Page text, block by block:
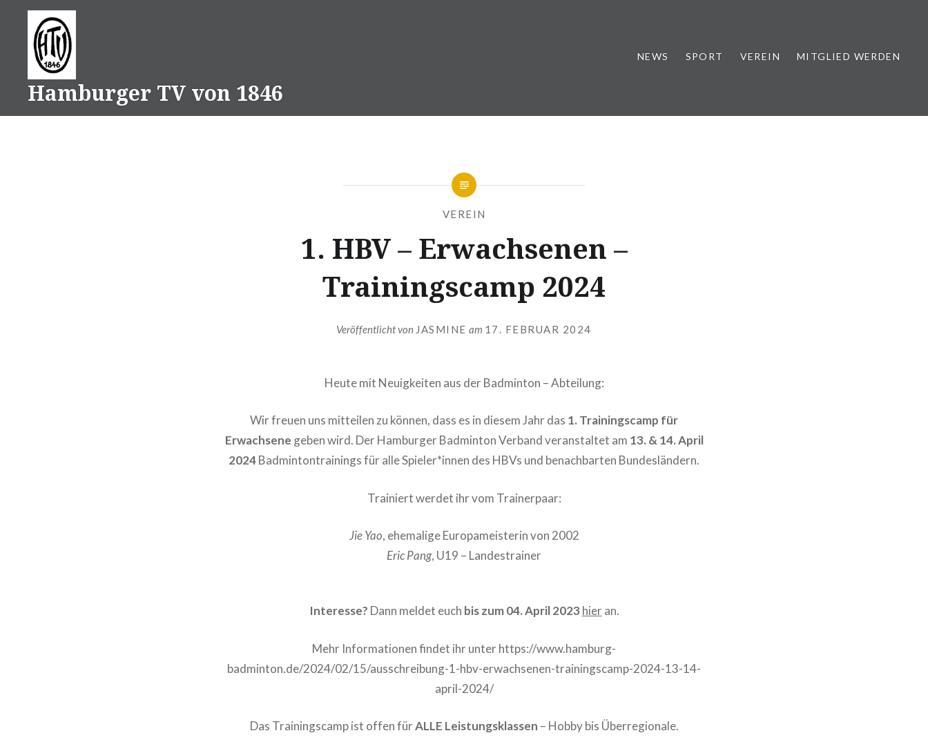
Direkt
Hamburger TV von 1846
NEWS SPORT VEREIN MITGLIED WERDEN
VEREIN
1. HBV – Erwachsenen –
Trainingscamp 2024
Veröffentlicht von JASMINE am 17. FEBRUAR 2024
Heute mit Neuigkeiten aus der Badminton – Abteilung:
Wir freuen uns mitteilen zu können, dass es in diesem Jahr das 1. Trainingscamp für
Erwachsene geben wird. Der Hamburger Badminton Verband veranstaltet am 13. & 14. April
2024Badmintontrainings für alle Spieler*innen des HBVs und benachbarten Bundesländern.
Trainiert werdet ihr vom Trainerpaar:
Jie Yao, ehemalige Europameisterin von 2002
Eric Pang, U19 – Landestrainer
Interesse? Dann meldet euch bis zum 04. April 2023 hieran.
Mehr Informationen findet ihr unter https://www.hamburg-
badminton.de/2024/02/15/ausschreibung-1-hbv-erwachsenen-trainingscamp-2024-13-14-
april-2024/
Das Trainingscamp ist offen fürALLE Leistungsklassen – Hobby bis Überregionale.